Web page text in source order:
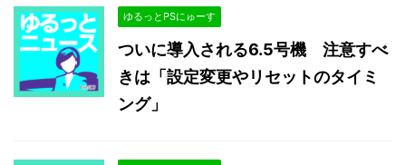
ゆるっとPSにゅーす
ついに導入される6.5号機 注意すべ
きは「設定変更やリセットのタイミ
ング」